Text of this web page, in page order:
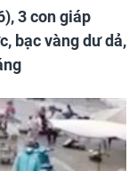
3 con giáp
bạc vàng dư dả,